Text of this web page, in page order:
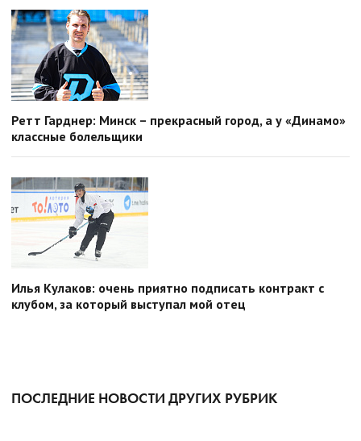
Ретт Гарднер: Минск – прекрасный город, а у «Динамо»
классные болельщики
Илья Кулаков: очень приятно подписать контракт с
клубом, за который выступал мой отец
ПОСЛЕДНИЕ НОВОСТИ ДРУГИХ РУБРИК